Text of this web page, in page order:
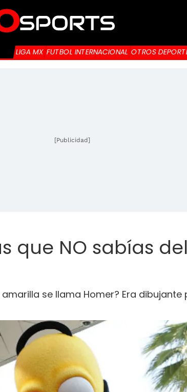
LIGA MX FUTBOL INTERNACIONAL OTROS
[Publicidad]
que NO sabías
se llama Homer? Era